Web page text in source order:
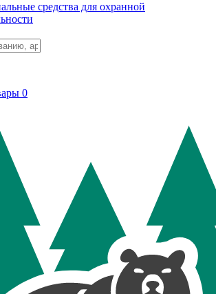
средства для охранной
0